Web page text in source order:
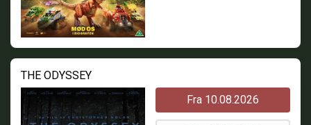
THE ODYSSEY
Fra 10.08.2026